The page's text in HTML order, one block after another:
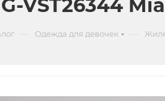
VST26344
Одежда для девочек